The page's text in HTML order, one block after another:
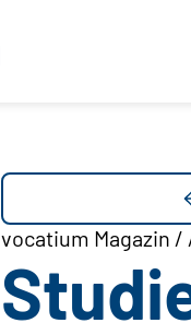
vocatium Magazin /